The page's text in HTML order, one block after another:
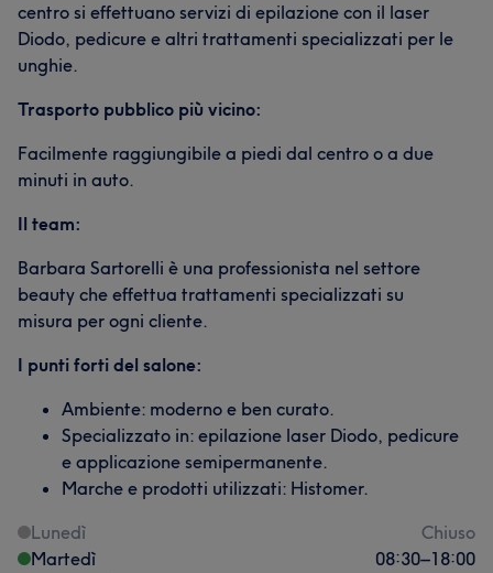
centro si effettuano servizi di epilazione con il laser
Diodo, pedicure e altri trattamenti specializzati per le
unghie.
Trasporto pubblico più vicino:
Facilmente raggiungibile a piedi dal centro o a due
minuti in auto.
Il team:
Barbara Sartorelli è una professionista nel settore
beauty che effettua trattamenti specializzati su
misura per ogni cliente.
I punti forti del salone:
Ambiente: moderno e ben curato.
Specializzato in: epilazione laser Diodo, pedicure
e applicazione semipermanente.
Marche e prodotti utilizzati: Histomer.
Lunedì
Chiuso
Martedì
08:30–18:00